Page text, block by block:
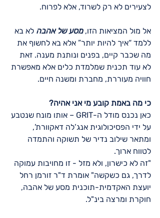
לצעירים לא רק לשרוד, אלא לפרוח.
אל מול המציאות הזו, מסע של אהבה לא בא
ללמד “איך להיות יותר” אלא בא לחשוף את
מה שכבר קיים, בפנים ונותנת מענה. זאת
לא עוד תכנית שמלמדת כלים אלא מאפשרת
חוויה מעוררת, מחברת ומשנה חיים.
כי מה באמת קובע מי אני אהיה?
כאן נכנס מודל ה-GRIT – אותו מונח שנטבע
על ידי הפסיכולוגית אנג’לה דאקוורת’,
ומתאר שילוב נדיר של תשוקה והתמדה
לטווח ארוך.
"זה לא כישרון, ולא מזל - זו מחויבות עמוקה
לדרך, גם כשקשה" אומרת ד"ר זורמן רחל
יועצת האקדמית-תוכנית מסע של אהבה,
חוקרת ומרצה בינ"ל.